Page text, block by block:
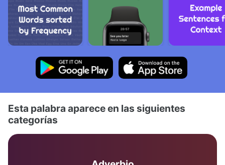
Esta palabra aparece en las siguientes
categorías